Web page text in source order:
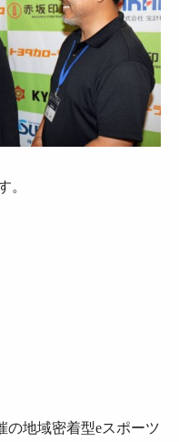
。
の地域密着型eスポーツ